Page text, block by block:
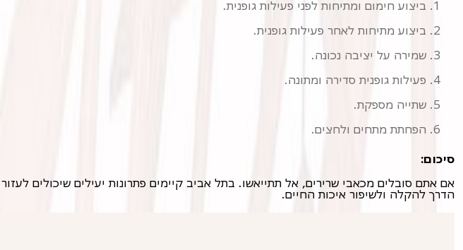
ביצוע חימום ומתיחות לפני פעילות גופנית.
ביצוע מתיחות לאחר פעילות גופנית.
שמירה על יציבה נכונה.
פעילות גופנית סדירה ומתונה.
שתייה מספקת.
הפחתת מתחים ולחצים.
סיכום:
הדרך להקלה ולשיפור איכות החיים.